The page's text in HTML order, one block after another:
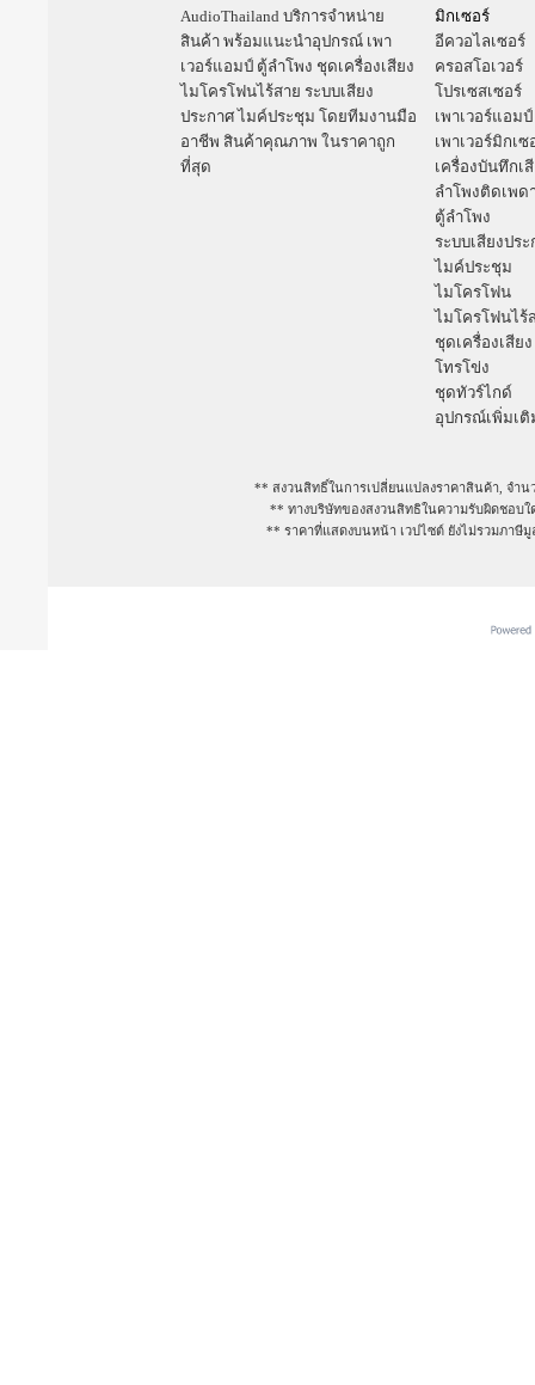
AudioThailand บริการจำหน่าย
สินค้า พร้อมแนะนำอุปกรณ์ เพา
เวอร์แอมป์ ตู้ลำโพง ชุดเครื่องเสียง
ไมโครโฟนไร้สาย ระบบเสียง
ประกาศ ไมค์ประชุม โดยทีมงานมือ
อาชีพ สินค้าคุณภาพ ในราคาถูก
ที่สุด
มิกเซอร์
อีควอไลเซอร์
ครอสโอเวอร์
โปรเซสเซอร์
เพาเวอร์แอมป์
เพาเวอร์มิกเซ
เครื่องบันทึกเ
ลำโพงติดเพด
ตู้ลำโพง
ระบบเสียงประ
ไมค์ประชุม
ไมโครโฟน
ไมโครโฟนไร้
ชุดเครื่องเสียง
โทรโข่ง
ชุดทัวร์ไกด์
อุปกรณ์เพิ่มเติ
** สงวนสิทธิ์ในการเปลี่ยนแปลงราคาสินค้า, จำน
** ทางบริษัทของสงวนสิทธิในความรับผิดชอบ
** ราคาที่แสดงบนหน้า เวปไซต์ ยังไม่รวมภาษี